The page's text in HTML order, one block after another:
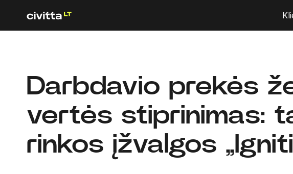
Darbdavio prekės
vertės stiprinimas:
rinkos įžvalgos